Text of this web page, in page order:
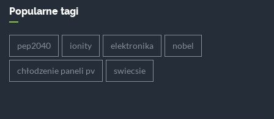
Popularne tagi
pep2040 ionity elektronika nobel
chłodzenie paneli pv swiecsie